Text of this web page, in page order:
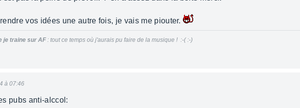
vos idées une autre fois, je vais me piouter.
je traine sur AF: tout ce temps où j'aurais pu faire de la musique ! :-( :-)
à 07:46
pubs anti-alccol: